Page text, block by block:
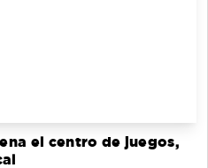
el centro de juegos,